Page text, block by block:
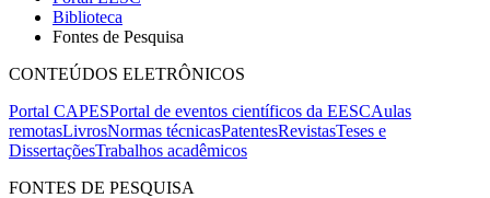
Biblioteca
Fontes de Pesquisa
CONTEÚDOS ELETRÔNICOS
Portal CAPESPortal de eventos científicos da EESCAulas
remotasLivrosNormas técnicasPatentesRevistasTeses e
DissertaçõesTrabalhos acadêmicos
FONTES DE PESQUISA